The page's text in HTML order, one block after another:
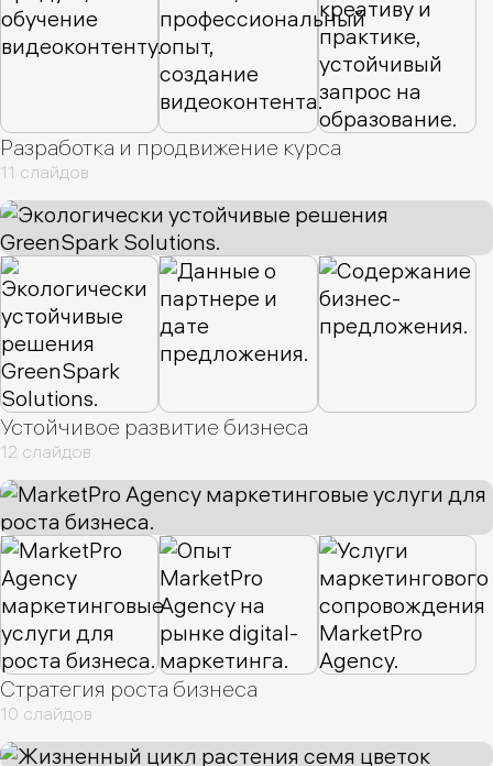
Разработка и продвижение курса
11 слайдов
Устойчивое развитие бизнеса
12 слайдов
Стратегия роста бизнеса
10 слайдов